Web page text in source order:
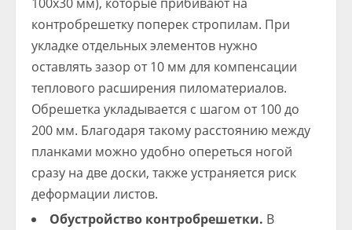
контробрешетку поперек стропилам. При
укладке отдельных элементов нужно
оставлять зазор от 10 мм для компенсации
теплового расширения пиломатериалов.
Обрешетка укладывается с шагом от 100 до
200 мм. Благодаря такому расстоянию между
планками можно удобно опереться ногой
сразу на две доски, также устраняется риск
деформации листов.
Обустройство контробрешетки. В